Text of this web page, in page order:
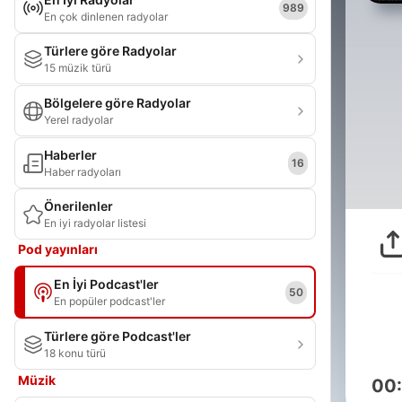
En çok dinlenen radyolar
989
Türlere göre Radyolar
15 müzik türü
Bölgelere göre Radyolar
Yerel radyolar
Haberler
Haber radyoları
16
Önerilenler
En iyi radyolar listesi
Pod yayınları
En İyi Podcast'ler
En popüler podcast'ler
50
Türlere göre Podcast'ler
18 konu türü
Müzik